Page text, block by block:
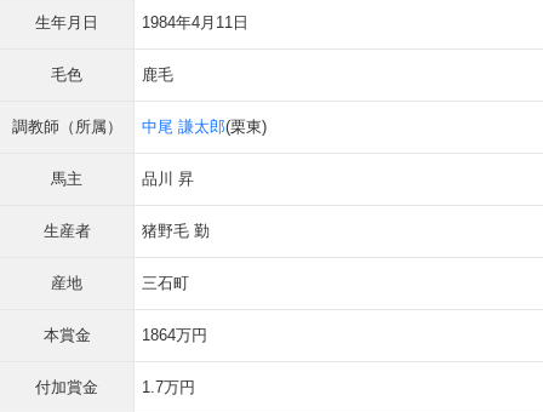
生年月日 1984年4月11日
毛色 鹿毛
調教師（所属） 中尾 謙太郎(栗東)
馬主 品川 昇
生産者 猪野毛 勤
産地 三石町
本賞金 1864万円
付加賞金 1.7万円